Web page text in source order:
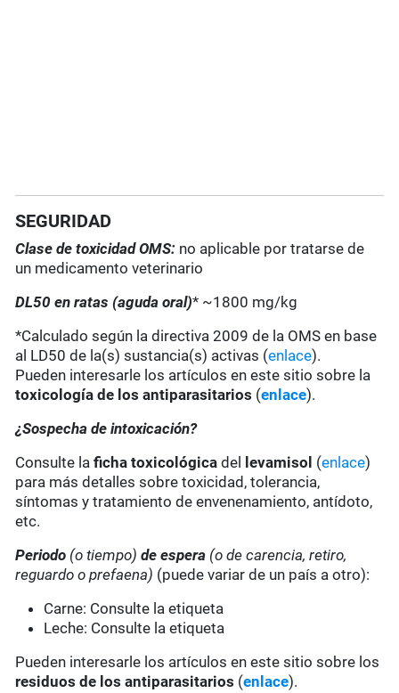
SEGURIDAD
Clase de toxicidad OMS: no aplicable por tratarse de
un medicamento veterinario
DL50 en ratas (aguda oral)* ~1800 mg/kg
*Calculado según la directiva 2009 de la OMS en base
al LD50 de la(s) sustancia(s) activas (enlace).
Pueden interesarle los artículos en este sitio sobre la
toxicología de los antiparasitarios (enlace).
¿Sospecha de intoxicación?
Consulte laficha toxicológica del levamisol (enlace)
para más detalles sobre toxicidad, tolerancia,
síntomas y tratamiento de envenenamiento, antídoto,
etc.
Periodo (o tiempo)de espera (o de carencia, retiro,
reguardo o prefaena) (puede variar de un país a otro):
Carne: Consulte la etiqueta
Leche: Consulte la etiqueta
Pueden interesarle los artículos en este sitio sobre los
residuos de los antiparasitarios (enlace).